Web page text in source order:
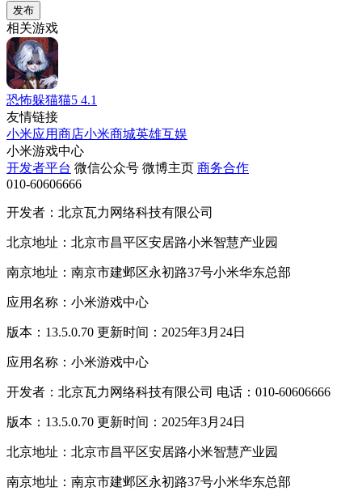
发布
相关游戏
恐怖躲猫猫5 4.1
友情链接
小米应用商店小米商城英雄互娱
小米游戏中心
开发者平台 微信公众号 微博主页 商务合作
010-60606666
开发者：北京瓦力网络科技有限公司
北京地址：北京市昌平区安居路小米智慧产业园
南京地址：南京市建邺区永初路37号小米华东总部
应用名称：小米游戏中心
版本：13.5.0.70 更新时间：2025年3月24日
应用名称：小米游戏中心
开发者：北京瓦力网络科技有限公司 电话：010-60606666
版本：13.5.0.70 更新时间：2025年3月24日
北京地址：北京市昌平区安居路小米智慧产业园
南京地址：南京市建邺区永初路37号小米华东总部